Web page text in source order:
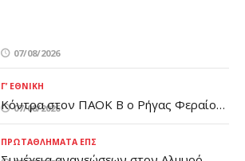
07/08/2026
Γ’ ΕΘΝΙΚΉ
Κόντρα στον ΠΑΟΚ Β ο Ρήγας Φεραίος
- «Ιστορική αναμέτρηση για την ομάδα
μας»
07/08/2026
ΠΡΩΤΑΘΛΉΜΑΤΑ ΕΠΣ